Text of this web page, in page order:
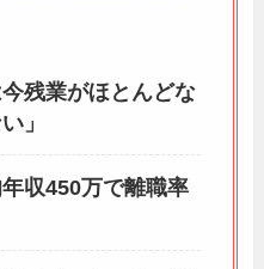
今残業がほとんどな
」
年収450万で離職率